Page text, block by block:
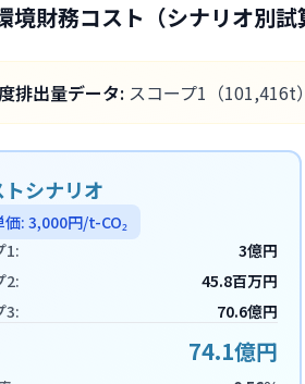
境財務コスト（シナリオ別試
排出量データ: スコープ1 （101,416t）
シナリオ
価: 3,000円/t-CO₂
1:
3億円
2:
45.8百万円
3:
70.6億円
74.1億円